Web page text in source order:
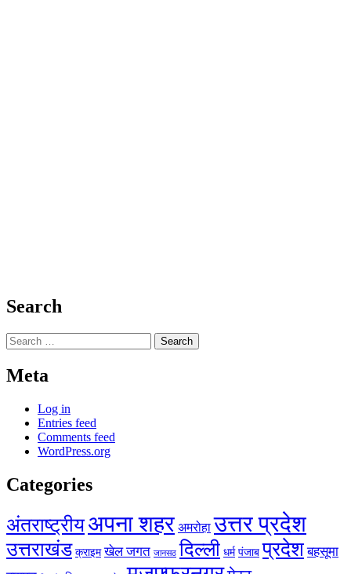
Search
Search
for:
Meta
Log in
Entries feed
Comments feed
WordPress.org
Categories
अंतराष्ट्रीयअपना शहर अमरोहा उत्तर प्रदेश
उत्तराखंड क्राइम खेल जगत जानसठ दिल्ली धर्म पंजाब प्रदेश बहसूमा